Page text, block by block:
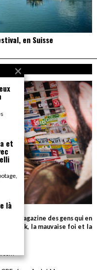
en Suisse
le magazine des gens qui en
(le rock, la mauvaise foi et la
et
là